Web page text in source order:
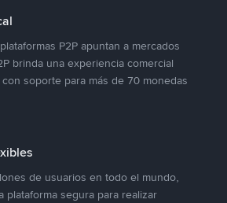
P2P apuntan a mercados
brinda una experiencia comercial
soporte para más de 70 monedas
de usuarios en todo el mundo,
plataforma segura para realizar